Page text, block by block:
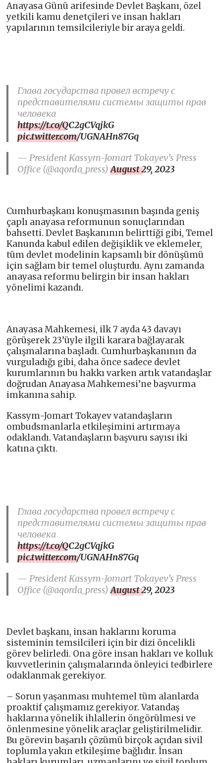
Anayasa Günü arifesinde Devlet Başkanı, özel
yetkili kamu denetçileri ve insan hakları
yapılarının temsilcileriyle bir araya geldi.
Глава государства провел встречу с
представителями системы защиты прав
человека
https://t.co/QC2gCVqjkG
pic.twitter.com/UGNAHn87Gq
— President Kassym-Jomart Tokayev’s Press
Office (@aqorda_press)August 29, 2023
Cumhurbaşkanı konuşmasının başında geniş
çaplı anayasa reformunun sonuçlarından
bahsetti. Devlet Başkanının belirttiği gibi, Temel
Kanunda kabul edilen değişiklik ve eklemeler,
tüm devlet modelinin kapsamlı bir dönüşümü
için sağlam bir temel oluşturdu. Aynı zamanda
anayasa reformu belirgin bir insan hakları
yönelimi kazandı.
Anayasa Mahkemesi, ilk 7 ayda 43 davayı
görüşerek 23’üyle ilgili karara bağlayarak
çalışmalarına başladı. Cumhurbaşkanının da
vurguladığı gibi, daha önce sadece devlet
kurumlarının bu hakkı varken artık vatandaşlar
doğrudan Anayasa Mahkemesi’ne başvurma
imkanına sahip.
Kassym-Jomart Tokayev vatandaşların
ombudsmanlarla etkileşimini artırmaya
odaklandı. Vatandaşların başvuru sayısı iki
katına çıktı.
Глава государства провел встречу с
представителями системы защиты прав
человека
https://t.co/QC2gCVqjkG
pic.twitter.com/UGNAHn87Gq
— President Kassym-Jomart Tokayev’s Press
Office (@aqorda_press)August 29, 2023
Devlet başkanı, insan haklarını koruma
sisteminin temsilcileri için bir dizi öncelikli
görev belirledi. Ona göre insan hakları ve kolluk
kuvvetlerinin çalışmalarında önleyici tedbirlere
odaklanmak gerekiyor.
– Sorun yaşanması muhtemel tüm alanlarda
proaktif çalışmamız gerekiyor. Vatandaş
haklarına yönelik ihlallerin öngörülmesi ve
önlenmesine yönelik araçlar geliştirilmelidir.
Bu görevin başarılı çözümü birçok açıdan sivil
toplumla yakın etkileşime bağlıdır. İnsan